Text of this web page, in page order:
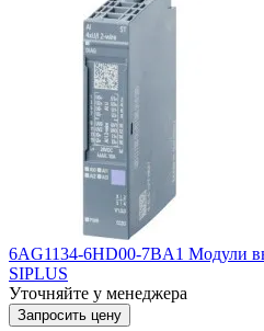
6AG1134-6HD00-7BA1 Модули
SIPLUS
Уточняйте у менеджера
Запросить цену